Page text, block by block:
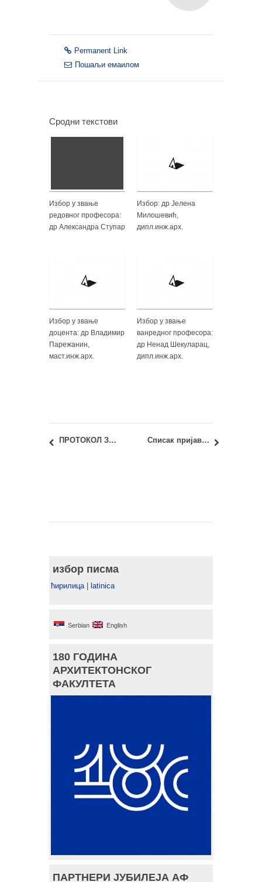
Permanent Link
Пошаљи емаилом
Сродни текстови
Избор у звање
редовног професора:
др Александра Ступар
Избор: др Јелена
Милошевић,
дипл.инж.арх.
Избор у звање
доцента: др Владимир
Парежанин,
маст.инж.арх.
Избор у звање
ванредног професора:
др Ненад Шекуларац,
дипл.инж.арх.
ПРОТОКОЛ ЗА УЛАЗАК И КРЕТАЊЕ КРОЗ ЗГРАДУ ТЕХНИЧКИХ ФАКУЛТЕТА Списак пријављених кандидата за полагање пријемног испита 2020/21
избор писма
ћирилица| latinica
Serbian English
180 ГОДИНА
АРХИТЕКТОНСКОГ
ФАКУЛТЕТА
ПАРТНЕРИ ЈУБИЛЕЈА АФ